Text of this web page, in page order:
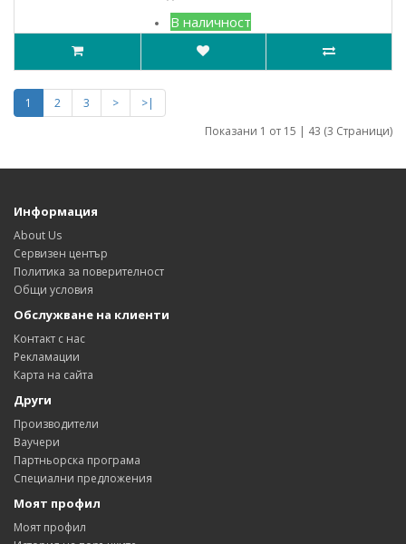
В наличност
1 2 3 >
>|
Показани 1 от 15 | 43 (3 Страници)
Информация
About Us
Сервизен център
Политика за поверителност
Общи условия
Обслужване на клиенти
Контакт с нас
Рекламации
Карта на сайта
Други
Производители
Ваучери
Партньорска програма
Специални предложения
Моят профил
Моят профил